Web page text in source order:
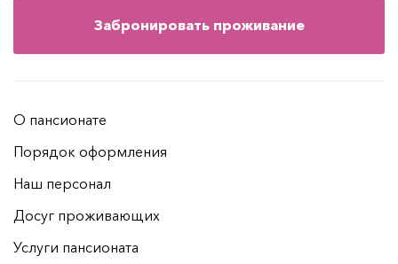
Забронировать проживание
О пансионате
Порядок оформления
Наш персонал
Досуг проживающих
Услуги пансионата